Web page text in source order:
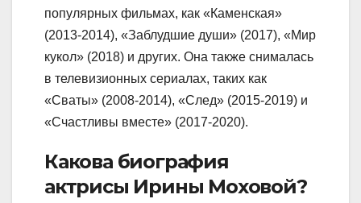
популярных фильмах, как «Каменская»
(2013-2014), «Заблудшие души» (2017), «Мир
кукол» (2018) и других. Она также снималась
в телевизионных сериалах, таких как
«Сваты» (2008-2014), «След» (2015-2019) и
«Счастливы вместе» (2017-2020).
Какова биография
актрисы Ирины Моховой?